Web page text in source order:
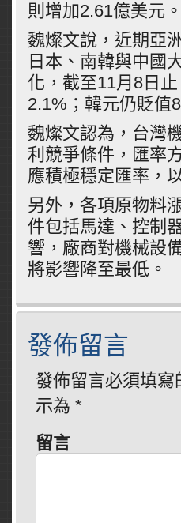
則增加2.61億美元。
魏燦文說，近期亞
日本、南韓與中國
化，截至11月8日
2.1%；韓元仍貶值
魏燦文認為，台灣
利競爭條件，匯率
應積極穩定匯率，
另外，各項原物料
件包括馬達、控制
響，廠商對機械設
將影響降至最低。
發佈留言
發佈留言必須填
示為 *
留言